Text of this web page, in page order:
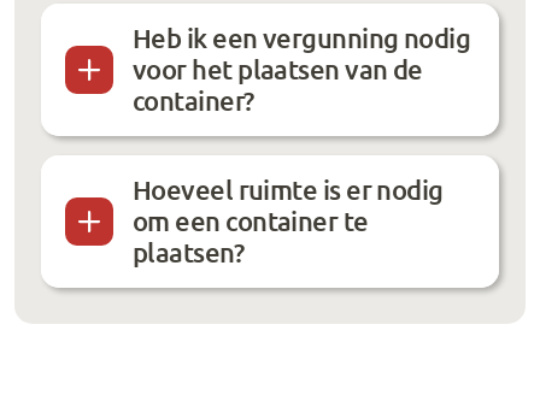
Heb ik een vergunning nodig
voor het plaatsen van de
container?
Hoeveel ruimte is er nodig
om een container te
plaatsen?